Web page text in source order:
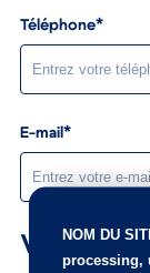
Téléphone*
E-mail*
VotreNOM DU
processing,